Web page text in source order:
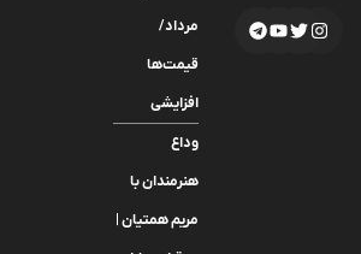
مرداد/
قیمت‌ها
افزایشی
وداع
هنرمندان با
مریم همتیان |